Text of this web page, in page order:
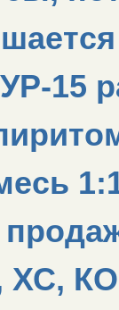
15
ХС,